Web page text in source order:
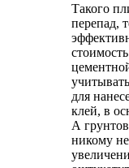
Такого
перепад,
для
клей, в
А
никому